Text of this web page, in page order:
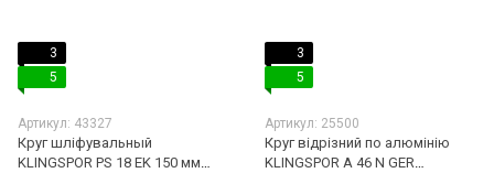
3
5
Артикул: 43327
Круг шліфувальный
KLINGSPOR PS 18 EK 150 мм
3
5
Артикул: 25500
Круг відрізний по алюмінію
KLINGSPOR A 46 N GER